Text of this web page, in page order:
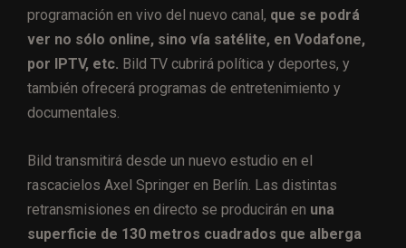
programación en vivo del nuevo canal, que se podrá
ver no sólo online, sino vía satélite, en Vodafone,
por IPTV, etc. Bild TV cubrirá política y deportes, y
también ofrecerá programas de entretenimiento y
documentales.
Bild transmitirá desde un nuevo estudio en el
rascacielos Axel Springer en Berlín. Las distintas
retransmisiones en directo se producirán en una
superficie de 130 metros cuadrados que alberga